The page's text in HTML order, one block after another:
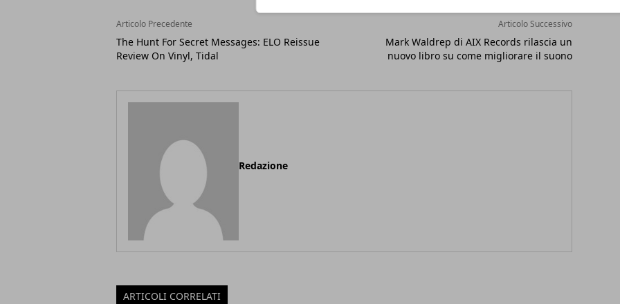
Articolo Precedente
The Hunt For Secret Messages: ELO Reissue
Review On Vinyl, Tidal
Articolo Successivo
Mark Waldrep di AIX Records rilascia un
nuovo libro su come migliorare il suono
Redazione
ARTICOLI CORRELATI